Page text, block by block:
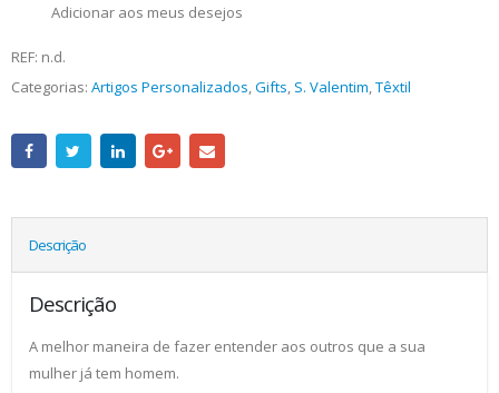
Adicionar aos meus desejos
REF: n.d.
Categorias: Artigos Personalizados,Gifts, S. Valentim,Têxtil
Descrição
Descrição
A melhor maneira de fazer entender aos outros que a sua
mulher já tem homem.